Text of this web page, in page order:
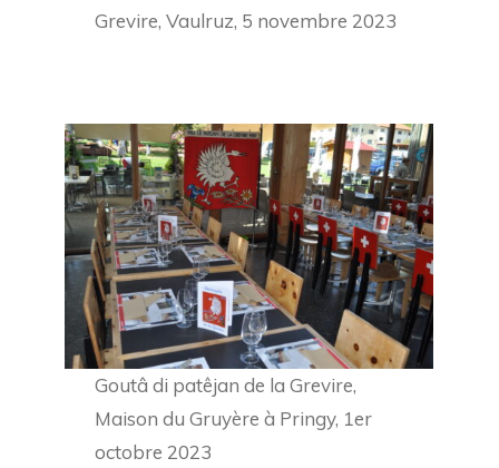
Grevire, Vaulruz, 5 novembre 2023
Goutâ di patêjan de la Grevire,
Maison du Gruyère à Pringy, 1er
octobre 2023